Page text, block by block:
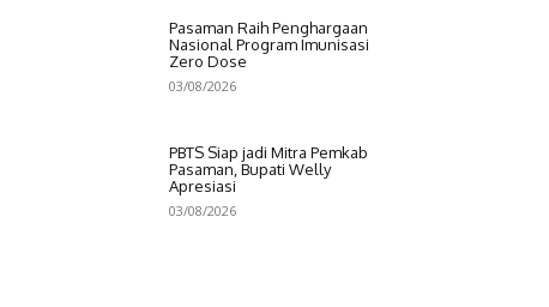
Pasaman Raih Penghargaan
Nasional Program Imunisasi
Zero Dose
03/08/2026
PBTS Siap jadi Mitra Pemkab
Pasaman, Bupati Welly
Apresiasi
03/08/2026